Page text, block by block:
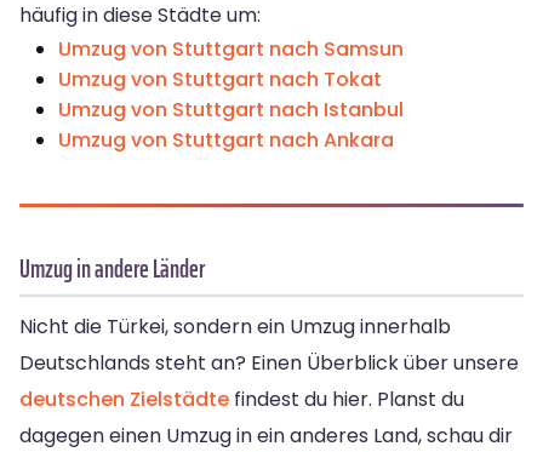
häufig in diese Städte um:
Umzug von Stuttgart nach Samsun
Umzug von Stuttgart nach Tokat
Umzug von Stuttgart nach Istanbul
Umzug von Stuttgart nach Ankara
Umzug in andere Länder
Nicht die Türkei, sondern ein Umzug innerhalb
Deutschlands steht an? Einen Überblick über unsere
deutschen Zielstädte findest du hier. Planst du
dagegen einen Umzug in ein anderes Land, schau dir